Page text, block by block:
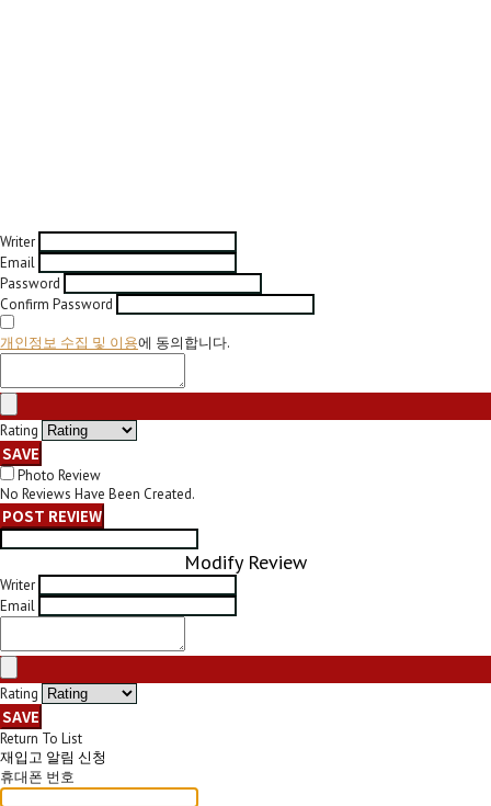
Writer
Email
Password
Confirm Password
개인정보 수집 및 이용에 동의합니다.
Rating
SAVE
Photo Review
No Reviews Have Been Created.
POST REVIEW
Modify Review
Writer
Email
Rating
SAVE
Return To List
재입고 알림 신청
휴대폰 번호